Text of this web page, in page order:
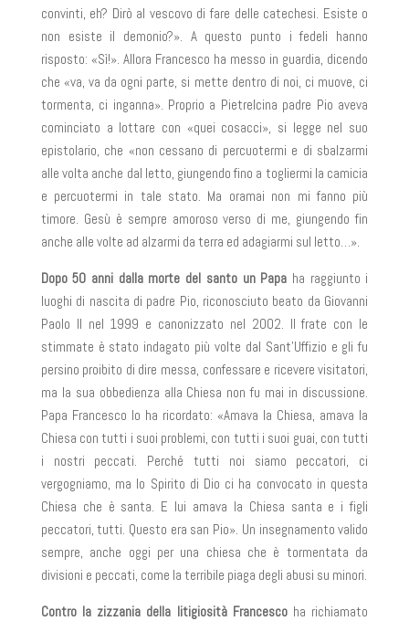
convinti, eh? Dirò al vescovo di fare delle catechesi. Esiste o
non esiste il demonio?». A questo punto i fedeli hanno
risposto: «Sì!». Allora Francesco ha messo in guardia, dicendo
che «va, va da ogni parte, si mette dentro di noi, ci muove, ci
tormenta, ci inganna». Proprio a Pietrelcina padre Pio aveva
cominciato a lottare con «quei cosacci», si legge nel suo
epistolario, che «non cessano di percuotermi e di sbalzarmi
alle volta anche dal letto, giungendo fino a togliermi la camicia
e percuotermi in tale stato. Ma oramai non mi fanno più
timore. Gesù è sempre amoroso verso di me, giungendo fin
anche alle volte ad alzarmi da terra ed adagiarmi sul letto…».
Dopo 50 anni dalla morte del santo un Papa ha raggiunto i
luoghi di nascita di padre Pio, riconosciuto beato da Giovanni
Paolo II nel 1999 e canonizzato nel 2002. Il frate con le
stimmate è stato indagato più volte dal Sant’Uffizio e gli fu
persino proibito di dire messa, confessare e ricevere visitatori,
ma la sua obbedienza alla Chiesa non fu mai in discussione.
Papa Francesco lo ha ricordato: «Amava la Chiesa, amava la
Chiesa con tutti i suoi problemi, con tutti i suoi guai, con tutti
i nostri peccati. Perché tutti noi siamo peccatori, ci
vergogniamo, ma lo Spirito di Dio ci ha convocato in questa
Chiesa che è santa. E lui amava la Chiesa santa e i figli
peccatori, tutti. Questo era san Pio». Un insegnamento valido
sempre, anche oggi per una chiesa che è tormentata da
divisioni e peccati, come la terribile piaga degli abusi su minori.
Contro la zizzania della litigiosità Francescoha richiamato